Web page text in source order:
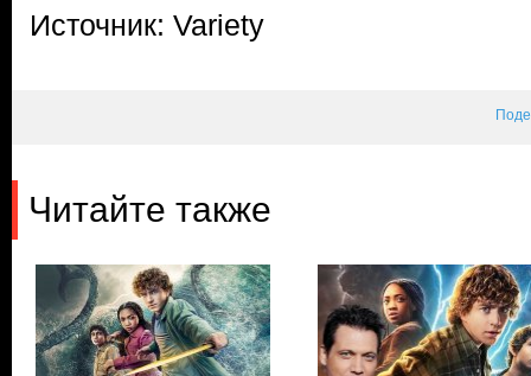
Источник: Variety
Читайте также